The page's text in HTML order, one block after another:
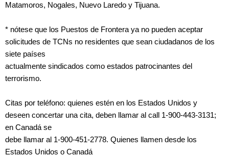
Matamoros, Nogales, Nuevo Laredo y Tijuana.
* nótese que los Puestos de Frontera ya no pueden aceptar
solicitudes de TCNs no residentes que sean ciudadanos de los
siete países
actualmente sindicados como estados patrocinantes del
terrorismo.
Citas por teléfono: quienes estén en los Estados Unidos y
deseen concertar una cita, deben llamar al call 1-900-443-3131;
en Canadá se
debe llamar al 1-900-451-2778. Quienes llamen desde los
Estados Unidos o Canadá